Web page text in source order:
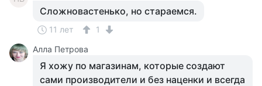
Сложновастенько, но стараемся.
11 лет
1
Алла Петрова
Я хожу по магазинам, которые создают
сами производители и без наценки и всегда